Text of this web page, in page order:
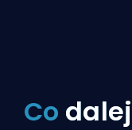
Co dalej